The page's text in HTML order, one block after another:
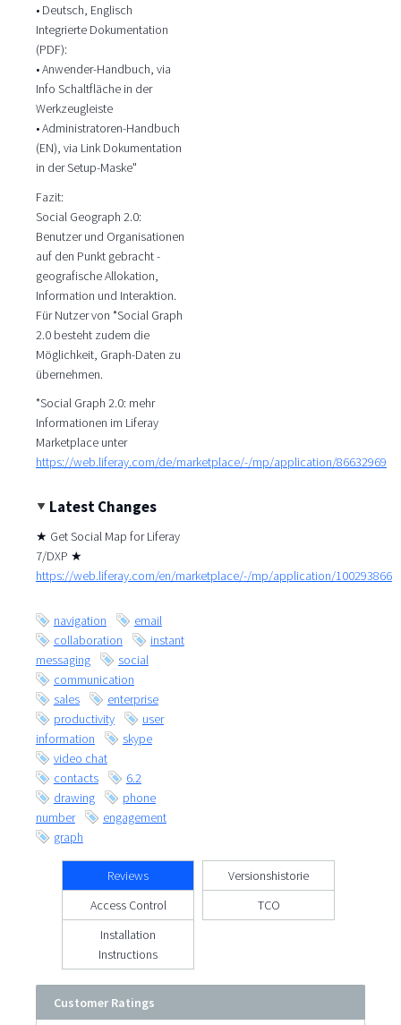
• Deutsch, Englisch
Integrierte Dokumentation
(PDF):
• Anwender-Handbuch, via
Info Schaltfläche in der
Werkzeugleiste
• Administratoren-Handbuch
(EN), via Link Dokumentation
in der Setup-Maske"
Fazit:
Social Geograph 2.0:
Benutzer und Organisationen
auf den Punkt gebracht -
geografische Allokation,
Information und Interaktion.
Für Nutzer von *Social Graph
2.0 besteht zudem die
Möglichkeit, Graph-Daten zu
übernehmen.
*Social Graph 2.0: mehr
Informationen im Liferay
Marketplace unter
https://web.liferay.com/de/marketplace/-/mp/application/86632969
Latest Changes
★ Get Social Map for Liferay
7/DXP ★
https://web.liferay.com/en/marketplace/-/mp/application/100293866
navigation
email
collaboration
instant
messaging
social
communication
sales
enterprise
productivity
user
information
skype
video chat
contacts
6.2
drawing
phone
number
engagement
graph
Reviews
Versionshistorie
Access Control
TCO
Installation
Instructions
Customer Ratings